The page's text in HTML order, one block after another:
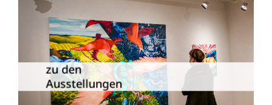
zu den
Ausstellungen
Die Dauer­ausstellungen in Meiningen
und Umgebung als Übersicht.
zu den Ausstellungen